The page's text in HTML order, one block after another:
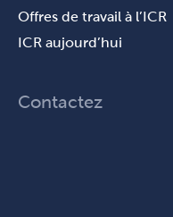
Offres de travail à l’ICR
ICR aujourd’hui
Contactez